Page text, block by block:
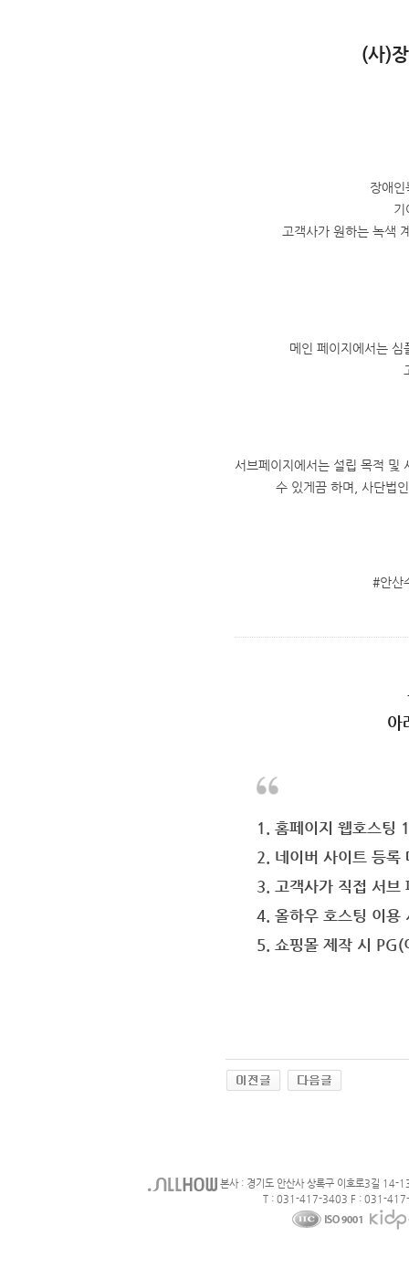
(사)
장애
기
고객사가 원하는 녹색
메인 페이지에서는
서브페이지에서는 설립 목적 및
수 있게끔 하며, 사단법
#안산
아
1. 홈페이지 웹호스팅
2. 네이버 사이트 등록
3. 고객사가 직접 서브
4. 올하우 호스팅 이용
5. 쇼핑몰 제작 시
본사 : 경기도 안산사 상록구 이호로3길 14-
T : 031-417-3403 F : 031-